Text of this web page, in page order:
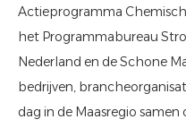
Actieprogramma
het Programmabureau
Nederland en de Schone
bedrijven,
dag in de Maasregio